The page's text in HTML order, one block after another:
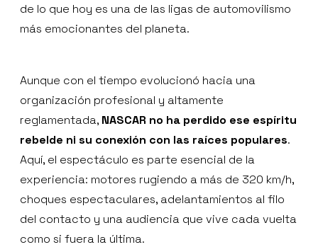
de lo que hoy es una de las ligas de automovilismo
más emocionantes del planeta.
Aunque con el tiempo evolucionó hacia una
organización profesional y altamente
reglamentada, NASCAR no ha perdido ese espíritu
rebelde ni su conexión con las raíces populares.
Aquí, el espectáculo es parte esencial de la
experiencia: motores rugiendo a más de 320 km/h,
choques espectaculares, adelantamientos al filo
del contacto y una audiencia que vive cada vuelta
como si fuera la última.